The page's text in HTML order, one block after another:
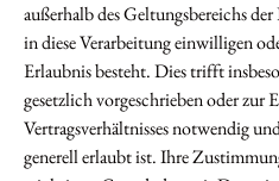
außerhalb des Geltungsbereichs
in diese Verarbeitung einwilligen
Erlaubnis besteht. Dies trifft
gesetzlich vorgeschrieben oder zur
Vertragsverhältnisses notwendig
generell erlaubt ist. Ihre